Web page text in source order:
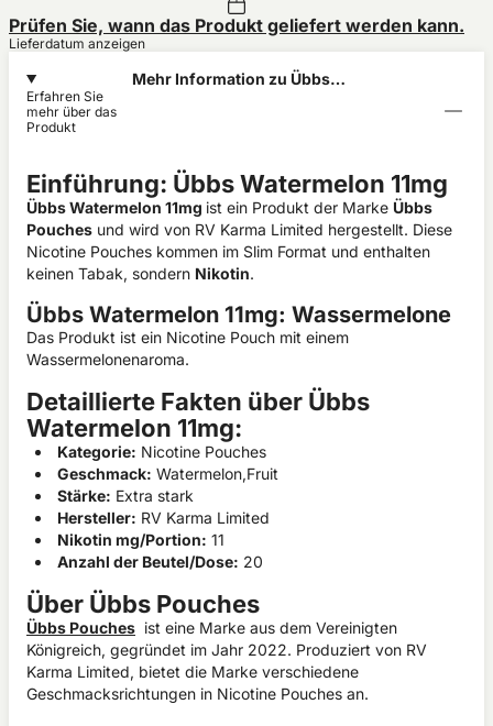
Prüfen Sie, wann das Produkt geliefert werden kann.
Lieferdatum anzeigen
Mehr Information zu Übbs
Erfahren Sie
mehr über das
Produkt
Einführung: Übbs Watermelon 11mg
Übbs Watermelon 11mg ist ein Produkt der Marke Übbs
Pouches und wird von RV Karma Limited hergestellt. Diese
Nicotine Pouches kommen im Slim Format und enthalten
keinen Tabak, sondern Nikotin.
Übbs Watermelon 11mg: Wassermelone
Das Produkt ist ein Nicotine Pouch mit einem
Wassermelonenaroma.
Detaillierte Fakten über Übbs
Watermelon 11mg:
Kategorie: Nicotine Pouches
Geschmack: Watermelon,Fruit
Stärke: Extra stark
Hersteller: RV Karma Limited
Nikotin mg/Portion: 11
Anzahl der Beutel/Dose: 20
Über Übbs Pouches
Übbs Pouches ist eine Marke aus dem Vereinigten
Königreich, gegründet im Jahr 2022. Produziert von RV
Karma Limited, bietet die Marke verschiedene
Geschmacksrichtungen in Nicotine Pouches an.